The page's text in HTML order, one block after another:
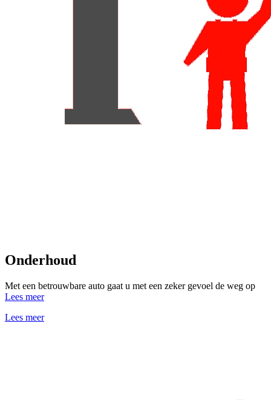
Onderhoud
Met een betrouwbare auto gaat u met een zeker gevoel de weg op
Lees meer
Lees meer